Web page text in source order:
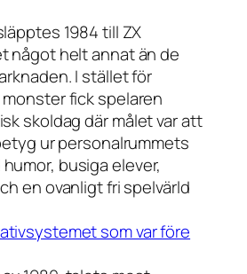
1984 till ZX
något helt annat än de
I stället för
fick spelaren
skoldag där målet var att
ur personalrummets
busiga elever,
en ovanligt fri spelvärld
som var före